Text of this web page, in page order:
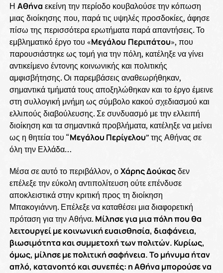
Η Αθήνα εκείνη την περίοδο κουβαλούσε την κόπωση
μιας διοίκησης που, παρά τις υψηλές προσδοκίες, άφησε
πίσω της περισσότερα ερωτήματα παρά απαντήσεις. Το
εμβληματικό έργο του «Μεγάλου Περιπάτου», που
παρουσιάστηκε ως τομή για την πόλη, κατέληξε να γίνει
αντικείμενο έντονης κοινωνικής και πολιτικής
αμφισβήτησης. Οι παρεμβάσεις αναθεωρήθηκαν,
σημαντικά τμήματά τους αποξηλώθηκαν και το έργο έμεινε
στη συλλογική μνήμη ως σύμβολο κακού σχεδιασμού και
ελλιπούς διαβούλευσης. Σε συνδυασμό με την ελλειπή
διοίκηση και τα σημαντικά προβλήματα, κατέληξε να μείνει
ως η θητεία του “Μεγάλου Περίγελου” της Αθήνας σε
όλη την Ελλάδα…
Μέσα σε αυτό το περιβάλλον, οΧάρης Δούκαςδεν
επέλεξε την εύκολη αντιπολίτευση ούτε επένδυσε
αποκλειστικά στην κριτική προς τη διοίκηση
Μπακογιάννη. Επέλεξε να καταθέσει μια διαφορετική
πρόταση για την Αθήνα. Μίλησε για μια πόλη που θα
λειτουργεί με κοινωνική ευαισθησία, διαφάνεια,
βιωσιμότητα και συμμετοχή των πολιτών. Κυρίως,
όμως, μίλησε με πολιτική σαφήνεια. Το μήνυμα ήταν
απλό, κατανοητό και συνεπές: η Αθήνα μπορούσε να